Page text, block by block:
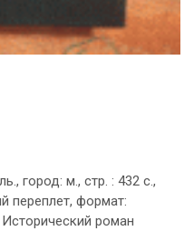
город: м., стр. : 432 с.,
переплет, формат:
роман